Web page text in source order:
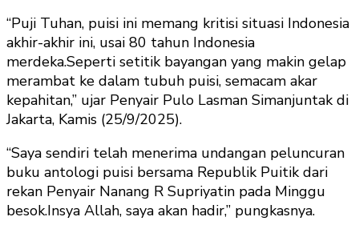
“Puji Tuhan, puisi ini memang kritisi situasi Indonesia
akhir-akhir ini, usai 80 tahun Indonesia
merdeka.Seperti setitik bayangan yang makin gelap
merambat ke dalam tubuh puisi, semacam akar
kepahitan,” ujar Penyair Pulo Lasman Simanjuntak di
Jakarta, Kamis (25/9/2025).
“Saya sendiri telah menerima undangan peluncuran
buku antologi puisi bersama Republik Puitik dari
rekan Penyair Nanang R Supriyatin pada Minggu
besok.Insya Allah, saya akan hadir,” pungkasnya.